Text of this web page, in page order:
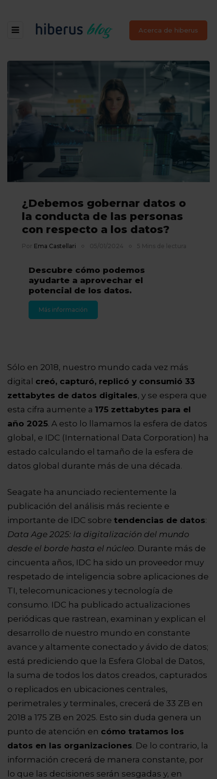
Acerca de hiberus
¿Debemos gobernar datos o
la conducta de las personas
con respecto a los datos?
Por Ema Castellari 05/01/2024 5 Mins de lectura
Descubre cómo podemos
ayudarte a aprovechar el
potencial de los datos.
Más información
Sólo en 2018, nuestro mundo cada vez más
digital creó, capturó, replicó y consumió 33
zettabytes de datos digitales, y se espera que
esta cifra aumente a 175 zettabytes para el
año 2025. A esto lo llamamos la esfera de datos
global, e IDC (International Data Corporation) ha
estado calculando el tamaño de la esfera de
datos global durante más de una década.
Seagate ha anunciado recientemente la
publicación del análisis más reciente e
importante de IDC sobre tendencias de datos:
Data Age 2025: la digitalización del mundo
desde el borde hasta el núcleo. Durante más de
cincuenta años, IDC ha sido un proveedor muy
respetado de inteligencia sobre aplicaciones de
TI, telecomunicaciones y tecnología de
consumo. IDC ha publicado actualizaciones
periódicas que rastrean, examinan y explican el
desarrollo de nuestro mundo en constante
avance y altamente conectado y ávido de datos;
está prediciendo que la Esfera Global de Datos,
la suma de todos los datos creados, capturados
o replicados en ubicaciones centrales,
perimetrales y terminales, crecerá de 33 ZB en
2018 a 175 ZB en 2025. Esto sin duda genera un
punto de atención en cómo tratamos los
datos en las organizaciones. De lo contrario, la
información crecerá de manera constante, por
lo que las decisiones serán sesgadas y, en